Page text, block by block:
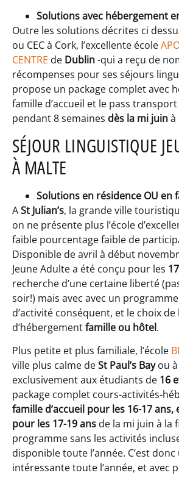
Solutions avec hébergement
Outre les solutions décrites ci
ou CEC à Cork, l’excellente école
CENTRE de Dublin-qui a reçu de
récompenses pour ses séjours
propose un package complet avec
famille d’accueil et le pass
pendant 8 semaines dès la mi juinà
SÉJOUR LINGUISTIQUE
À MALTE
Solutions en résidence OU en
ASt Julian’s, la grande ville
on ne présente plus l’école
faible pourcentage faible de
Disponible de avril à début
Jeune Adulte a été conçu pour les
recherche d’une certaine liberté
soir!) mais avec avec un
d’activité conséquent, et le choix
d’hébergementfamille ou hôtel.
Plus petite et plus familiale, l’école
ville plus calme deSt Paul’s Bayou à
exclusivement aux étudiants de 16
package complet cours-activités-
famille d’accueil pour les 16-17 ans,
pour les 17-19 ans de la mi juin à la
programme sans les activités
disponible toute l’année. C’est
intéressante toute l’année, et avec